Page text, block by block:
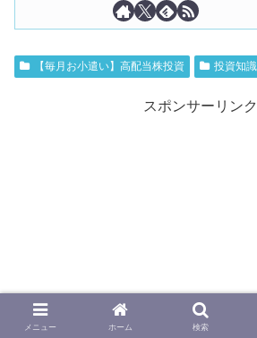
【毎月お小遣い】高配当株投資 投資知識
スポンサーリンク
メニュー ホーム 検索